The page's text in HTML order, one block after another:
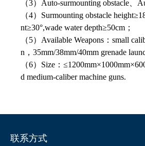
（3）Auto-surmounting obstacle、
（4）Surmounting obstacle
nt≥30°,wade water depth≥50cm；
（5）Available Weapons：small
n，35mm/38mm/40mm grenade
（6）Size：
d medium-caliber machine guns.
联系方式